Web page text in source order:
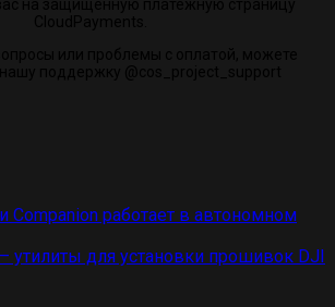
Companion работает в автономном
утилиты для установки прошивок DJI